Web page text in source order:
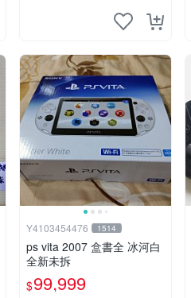
Y4103454476 1514
ps vita 2007 盒書全 冰河白
全新未拆
$99,999